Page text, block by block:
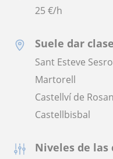
25€/h
Suele dar
Sant Esteve
Martorell
Castellví de
Castellbisbal
Niveles de las